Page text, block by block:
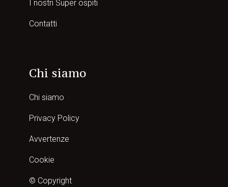
I nostri Super ospiti
Contatti
Chi siamo
Chi siamo
Privacy Policy
Avvertenze
Cookie
© Copyright